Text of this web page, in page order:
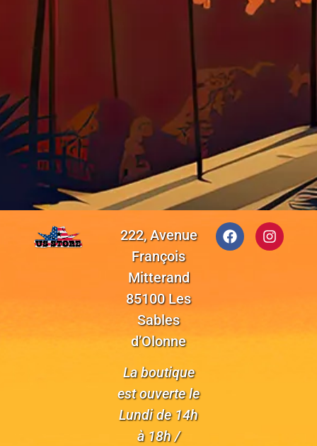
222, Avenue
François
Mitterand
85100 Les
Sables
d’Olonne
La boutique
est ouverte le
Lundi de 14h
à 18h /